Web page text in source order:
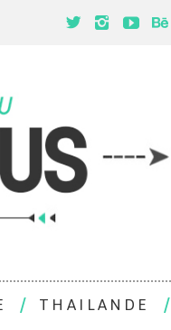
THAILANDE